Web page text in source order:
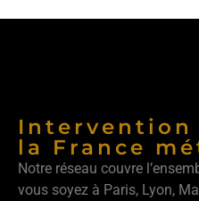
Intervention
la France
Notre réseau couvre
vous soyez à Paris, Lyon,